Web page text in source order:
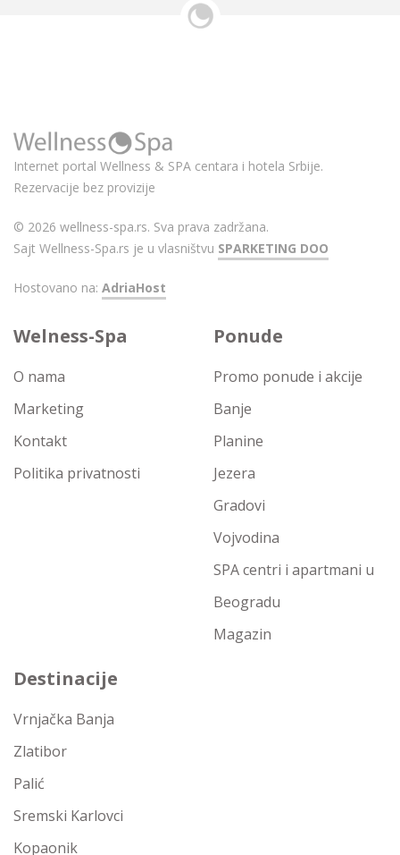
Internet portal Wellness & SPA centara i hotela Srbije.
Rezervacije bez provizije
© 2026 wellness-spa.rs. Sva prava zadržana.
Sajt Wellness-Spa.rs je u vlasništvu SPARKETING DOO
Hostovano na: AdriaHost
Welness-Spa
O nama
Marketing
Kontakt
Politika privatnosti
Ponude
Promo ponude i akcije
Banje
Planine
Jezera
Gradovi
Vojvodina
SPA centri i apartmani u
Beogradu
Magazin
Destinacije
Vrnjačka Banja
Zlatibor
Palić
Sremski Karlovci
Kopaonik